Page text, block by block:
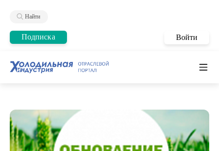
Найти
Подписка Войти